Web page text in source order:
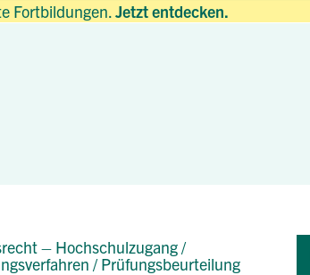
Fortbildungen.Jetzt entdecken.
– Hochschulzugang /
/ Prüfungsbeurteilung